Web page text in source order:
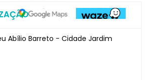
Abílio Barreto - Cidade Jardim